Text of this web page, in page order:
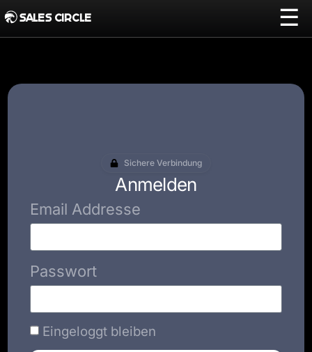
SALES CIRCLE ☰
Sichere Verbindung
Anmelden
Email Addresse
Passwort
Eingeloggt bleiben